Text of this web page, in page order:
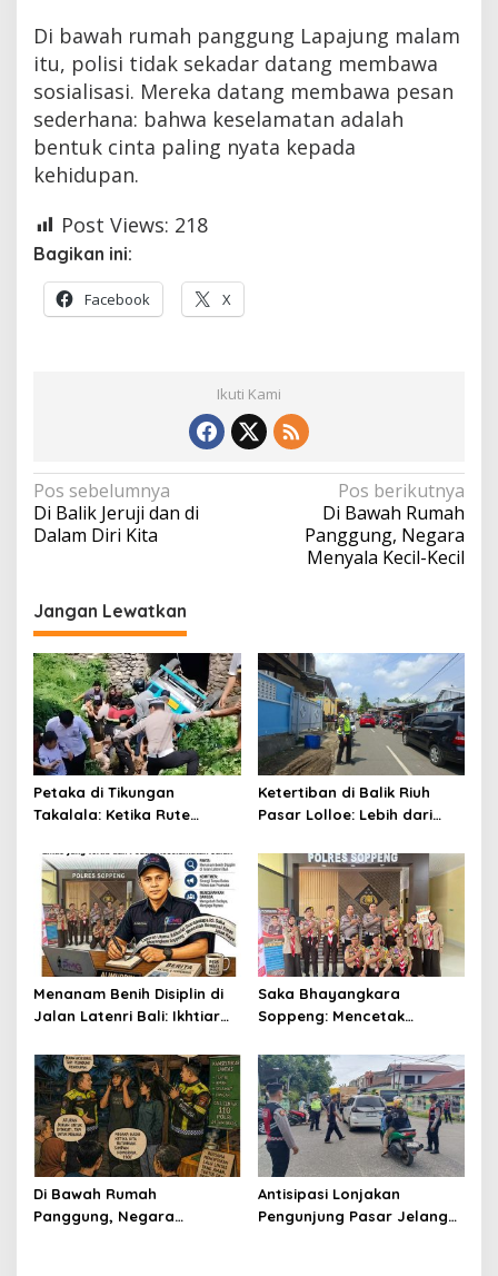
Di bawah rumah panggung Lapajung malam
itu, polisi tidak sekadar datang membawa
sosialisasi. Mereka datang membawa pesan
sederhana: bahwa keselamatan adalah
bentuk cinta paling nyata kepada
kehidupan.
Post Views: 218
Bagikan ini:
Facebook X
Ikuti Kami
Navigasi
pos
Pos sebelumnya
Di Balik Jeruji dan di
Dalam Diri Kita
Pos berikutnya
Di Bawah Rumah
Panggung, Negara
Menyala Kecil-Kecil
Jangan Lewatkan
Petaka di Tikungan
Takalala: Ketika Rute
Evakuasi
Ketertiban di Balik Riuh
Pasar Lolloe: Lebih dari
Menanam Benih Disiplin di
Jalan Latenri Bali: Ikhtiar
Menjaga Nyawa
Saka Bhayangkara
Soppeng: Mencetak
dan Peduli Keselamatan
Jalan
Di Bawah Rumah
Panggung, Negara
Antisipasi Lonjakan
Pengunjung Pasar Jelang